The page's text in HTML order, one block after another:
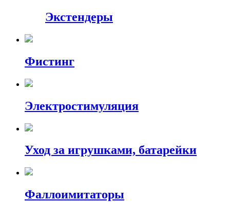
Экстендеры
Фистинг
Электростимуляция
Уход за игрушками, батарейки
Фаллоимитаторы